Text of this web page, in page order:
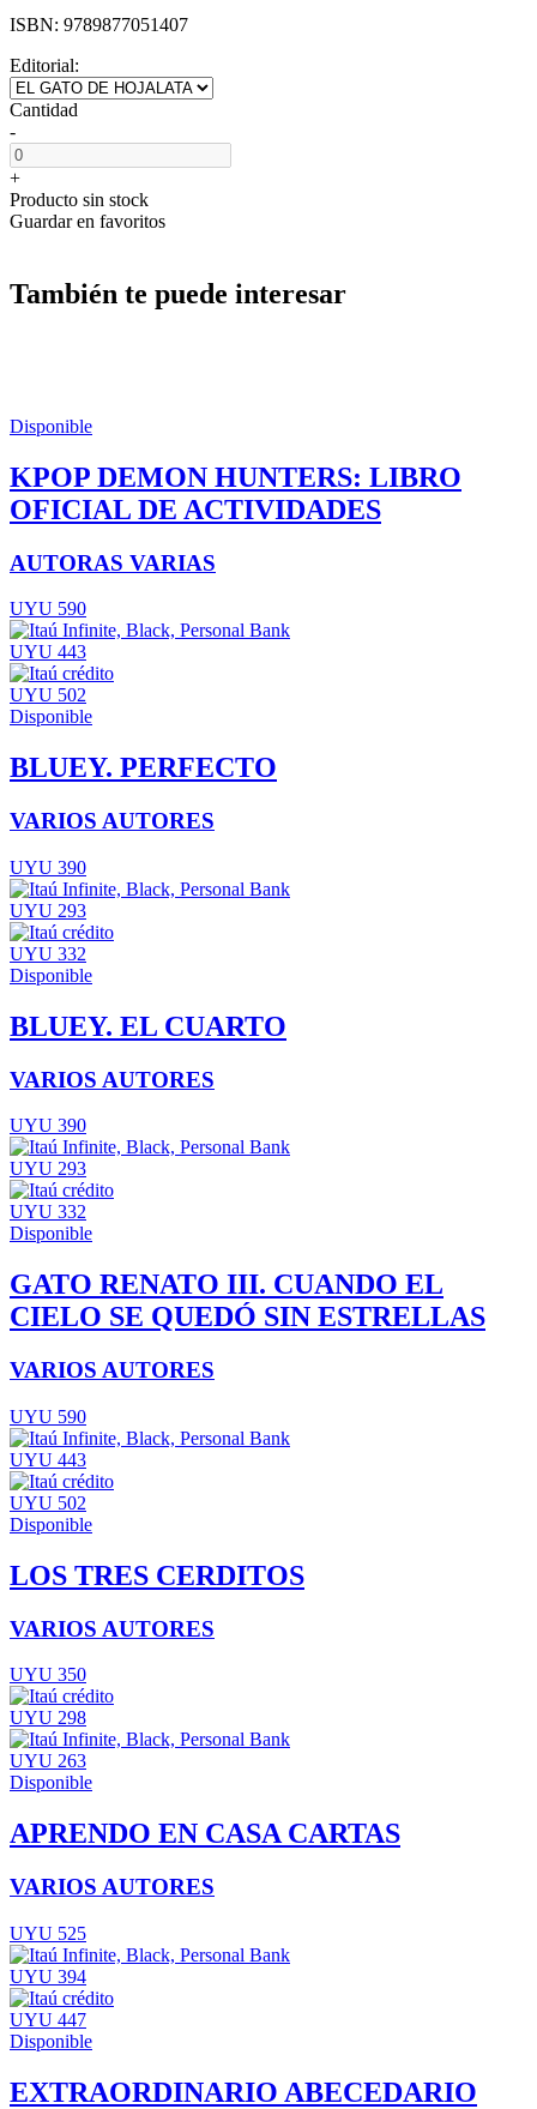
ISBN: 9789877051407
Editorial:
Cantidad
-
+
Producto sin stock
Guardar en favoritos
También te puede interesar
Disponible
KPOP DEMON HUNTERS: LIBRO
OFICIAL DE ACTIVIDADES
AUTORAS VARIAS
UYU 590
UYU 443
UYU 502
Disponible
BLUEY. PERFECTO
VARIOS AUTORES
UYU 390
UYU 293
UYU 332
Disponible
BLUEY. EL CUARTO
VARIOS AUTORES
UYU 390
UYU 293
UYU 332
Disponible
GATO RENATO III. CUANDO EL
CIELO SE QUEDÓ SIN ESTRELLAS
VARIOS AUTORES
UYU 590
UYU 443
UYU 502
Disponible
LOS TRES CERDITOS
VARIOS AUTORES
UYU 350
UYU 298
UYU 263
Disponible
APRENDO EN CASA CARTAS
VARIOS AUTORES
UYU 525
UYU 394
UYU 447
Disponible
EXTRAORDINARIO ABECEDARIO